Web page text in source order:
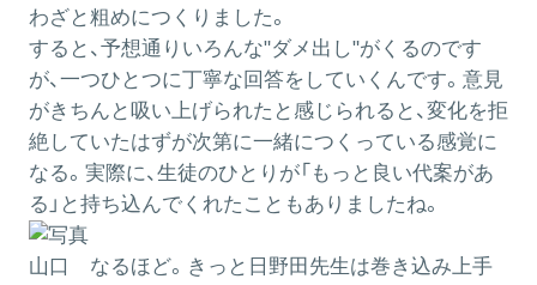
わざと粗めにつくりました。
すると、予想通りいろんな"ダメ出し"がくるのです
が、一つひとつに丁寧な回答をしていくんです。意見
がきちんと吸い上げられたと感じられると、変化を拒
絶していたはずが次第に一緒につくっている感覚に
なる。実際に、生徒のひとりが「もっと良い代案があ
る」と持ち込んでくれたこともありましたね。
山口 なるほど。きっと日野田先生は巻き込み上手